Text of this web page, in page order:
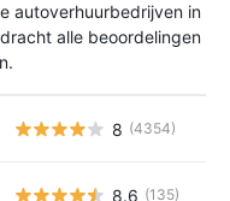
autoverhuurbedrijven in
alle beoordelingen
8 (4354)
8.6 (135)